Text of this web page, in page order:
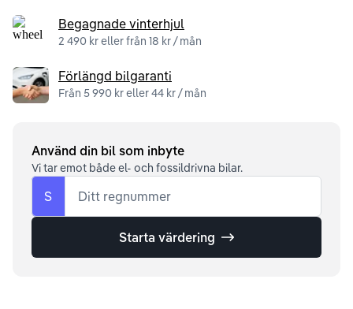
Begagnade vinterhjul
2 490 kr eller från 18 kr / mån
Förlängd bilgaranti
Från 5 990 kr eller 44 kr / mån
Använd din bil som inbyte
Vi tar emot både el- och fossildrivna bilar.
S Ditt regnummer
Starta värdering